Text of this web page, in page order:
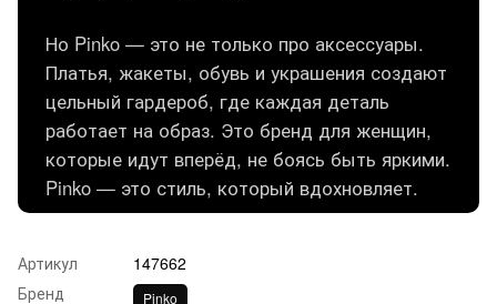
Но Pinko — это не только про аксессуары.
Платья, жакеты, обувь и украшения создают
цельный гардероб, где каждая деталь
работает на образ. Это бренд для женщин,
которые идут вперёд, не боясь быть яркими.
Pinko — это стиль, который вдохновляет.
Артикул
147662
Бренд
Pinko